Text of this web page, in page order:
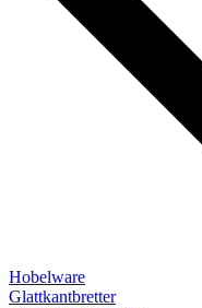
Hobelware
Glattkantbretter